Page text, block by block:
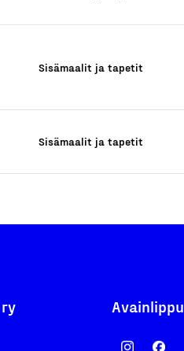
Sisämaalit ja tapetit
Sisämaalit ja tapetit
Avainlippu